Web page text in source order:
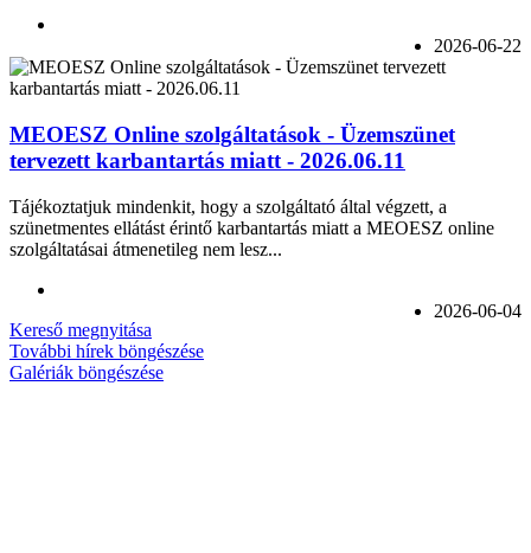
2026-06-22
MEOESZ Online szolgáltatások - Üzemszünet
tervezett karbantartás miatt - 2026.06.11
Tájékoztatjuk mindenkit, hogy a szolgáltató által végzett, a
szünetmentes ellátást érintő karbantartás miatt a MEOESZ online
szolgáltatásai átmenetileg nem lesz...
2026-06-04
Kereső megnyitása
További hírek böngészése
Galériák böngészése